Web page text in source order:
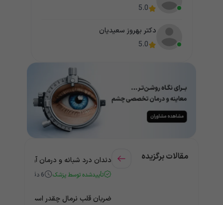
5.0
دکتر بهروز سعیدیان
5.0
مقالات برگزیده دندان درد شبانه و درمان آن +
تأییدشده توسط پزشک 6 دقیقه
ضربان قلب نرمال چقدر است؟ چه